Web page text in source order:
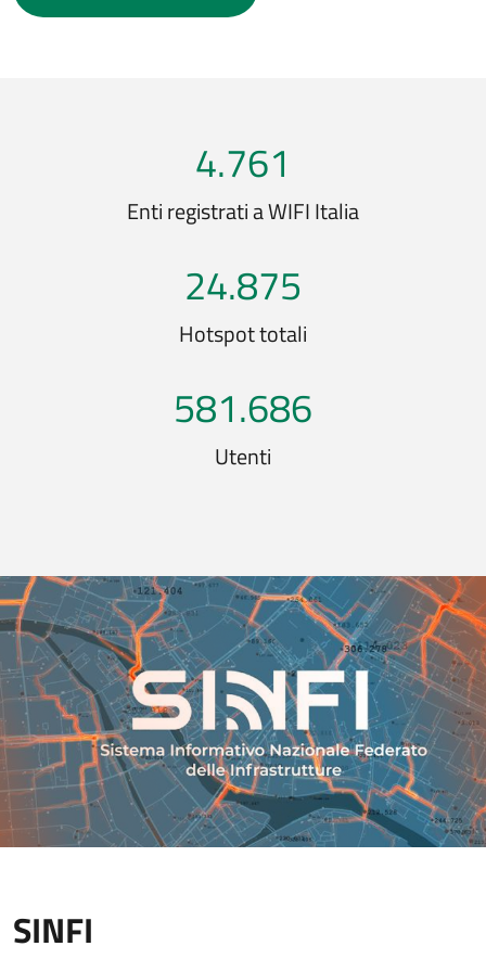
4.761
Enti registrati a WIFI Italia
24.875
Hotspot totali
581.686
Utenti
SINFI